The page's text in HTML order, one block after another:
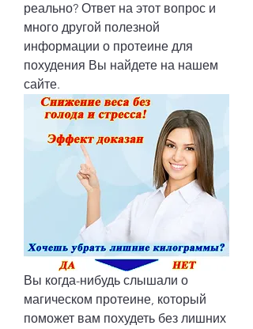
реально? Ответ на этот вопрос и
много другой полезной
информации о протеине для
похудения Вы найдете на нашем
сайте.
Вы когда-нибудь слышали о
магическом протеине, который
поможет вам похудеть без лишних